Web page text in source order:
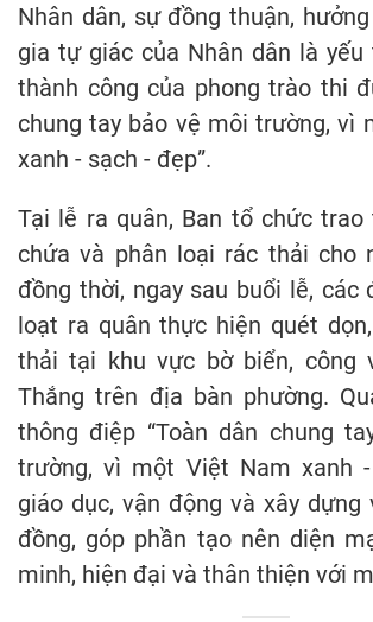
Nhân dân, sự đồng thuận,
gia tự giác của Nhân dân là
thành công của phong trào thi
chung tay bảo vệ môi trường, vì
xanh - sạch - đẹp”.
Tại lễ ra quân, Ban tổ chức trao
chứa và phân loại rác thải cho
đồng thời, ngay sau buổi lễ, các
loạt ra quân thực hiện quét
thải tại khu vực bờ biển, công
Thắng trên địa bàn phường.
thông điệp “Toàn dân chung
trường, vì một Việt Nam xanh -
giáo dục, vận động và xây dựng
đồng, góp phần tạo nên diện
minh, hiện đại và thân thiện với